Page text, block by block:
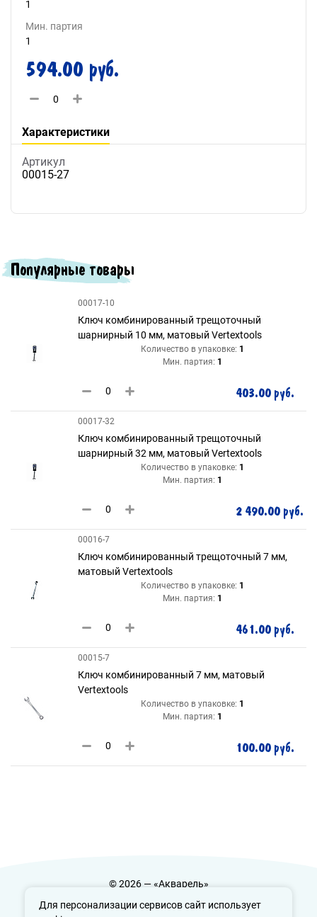
Для персонализации сервисов сайт использует
1
Мин. партия
1
594.00 руб.
Характеристики
Артикул
00015-27
Популярные товары
00017-10
Ключ комбинированный трещоточный
шарнирный 10 мм, матовый Vertextools
Количество в упаковке: 1
Мин. партия: 1
403.00 руб.
00017-32
Ключ комбинированный трещоточный
шарнирный 32 мм, матовый Vertextools
Количество в упаковке: 1
Мин. партия: 1
2 490.00 руб.
00016-7
Ключ комбинированный трещоточный 7 мм,
матовый Vertextools
Количество в упаковке: 1
Мин. партия: 1
461.00 руб.
00015-7
Ключ комбинированный 7 мм, матовый
Vertextools
Количество в упаковке: 1
Мин. партия: 1
100.00 руб.
© 2026 — «Акварель»
Политика конфиденциальности